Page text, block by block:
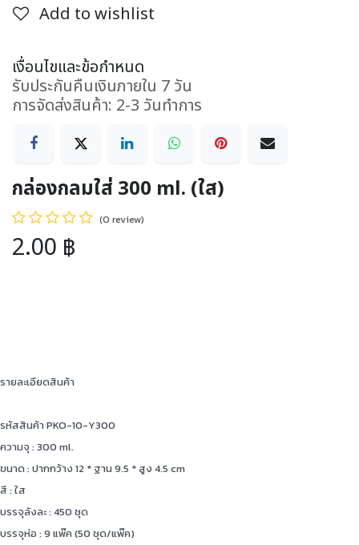
Add to wishlist
เงื่อนไขและข้อกำหนด
รับประกันคืนเงินภายใน 7 วัน
การจัดส่งสินค้า: 2-3 วันทำการ
กล่องกลมใส่ 300 ml. (ใส)
(0 review)
2.00 ฿
รายละเอียดสินค้า
รหัสสินค้า PKO-10-Y300
ความจุ : 300 ml.
ขนาด : ปากกว้าง 12 * ฐาน 9.5 * สูง 4.5 cm
สี : ใส
บรรจุลังละ : 450 ชุด
บรรจุห่อ : 9 แพ๊ค (50 ชุด/แพ๊ค)